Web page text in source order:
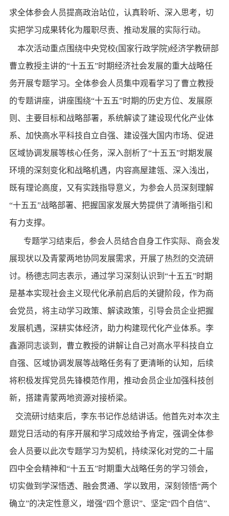
求全体参会人员提高政治站位，认真聆听、深入思考，切
实把学习成果转化为履职尽责、推动发展的实际行动。
本次活动重点围绕中央党校(国家行政学院)经济学教研部
曹立教授主讲的“十五五”时期经济社会发展的重大战略任
务开展专题学习。全体参会人员集中观看学习了曹立教授
的专题讲座，讲座围绕“十五五”时期的历史方位、发展原
则、主要目标和战略部署，系统解读了建设现代化产业体
系、加快高水平科技自立自强、建设强大国内市场、促进
区域协调发展等核心任务，深入剖析了“十五五”时期发展
环境的深刻变化和战略机遇，内容高屋建瓴、深入浅出，
既有理论高度，又有实践指导意义，为参会人员深刻理解
“十五五”战略部署、把握国家发展大势提供了清晰指引和
有力支撑。
专题学习结束后，参会人员结合自身工作实际、商会发
展现状以及青蒙两地协同发展需求，开展了热烈的交流研
讨。杨德志同志表示，通过学习深刻认识到“十五五”时期
是基本实现社会主义现代化承前启后的关键阶段，作为商
会党员，将主动学习政策、解读政策，引导会员企业把握
发展机遇，深耕实体经济，助力构建现代化产业体系。李
鑫源同志谈到，曹立教授的讲解让自己对高水平科技自立
自强、区域协调发展等战略任务有了更清晰的认知，后续
将积极发挥党员先锋模范作用，推动会员企业加强科技创
新，搭建青蒙两地资源对接桥梁。
交流研讨结束后，李东书记作总结讲话。他首先对本次主
题党日活动的有序开展和学习成效给予肯定，强调全体参
会人员要以此次专题学习为契机，持续深化对党的二十届
四中全会精神和“十五五”时期重大战略任务的学习领会，
切实做到学深悟透、融会贯通、学以致用，深刻领悟“两个
确立”的决定性意义，增强“四个意识”、坚定“四个自信”、